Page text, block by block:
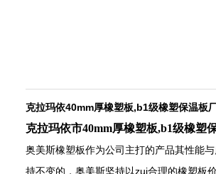
克拉玛依40mm厚橡塑板,b1级橡塑保温板
克拉玛依市40mm厚橡塑板,b1级橡塑
奥美斯橡塑板作为公司主打的产品其性能
持不变的，奥美斯坚持以zui合理的橡塑板